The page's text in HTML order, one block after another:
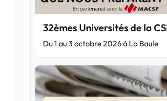
32èmes Universités de la
Du 1 au 3 octobre 2026 à La Baule